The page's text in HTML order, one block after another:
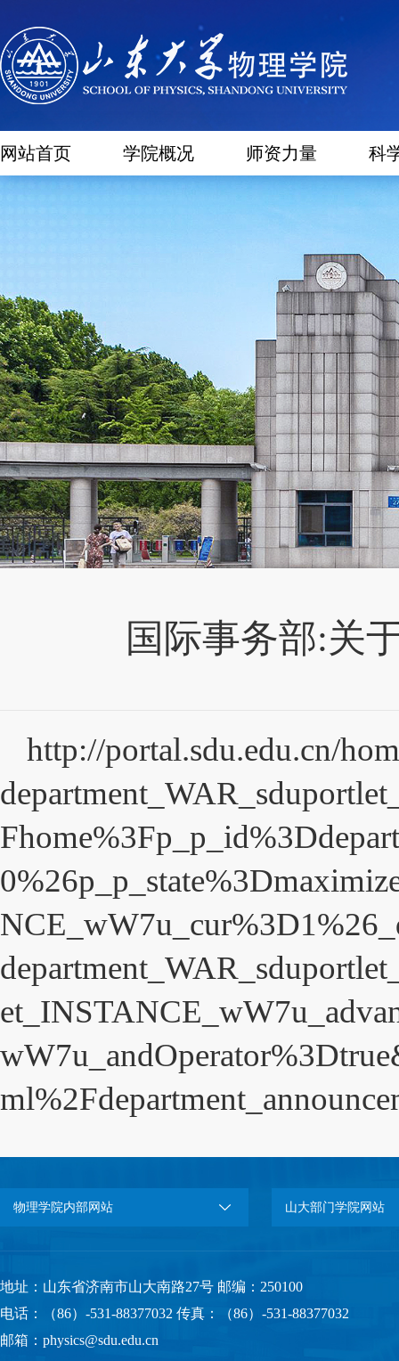
网站首页 学院概况 师资力量 科
国际事务部:关
http://portal.sdu.edu.cn/
物理学院内部网站 山大部门学院网站
地址：山东省济南市山大南路27号 邮编：250100
电话：（86）-531-88377032 传真：（86）-531-88377032
邮箱：physics@sdu.edu.cn